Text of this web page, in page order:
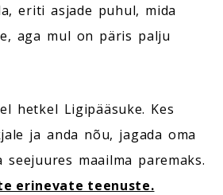
eriti asjade puhul, mida
aga mul on päris palju
hetkel Ligipääsuke. Kes
ja anda nõu, jagada oma
maailma paremaks.
erinevate teenuste.